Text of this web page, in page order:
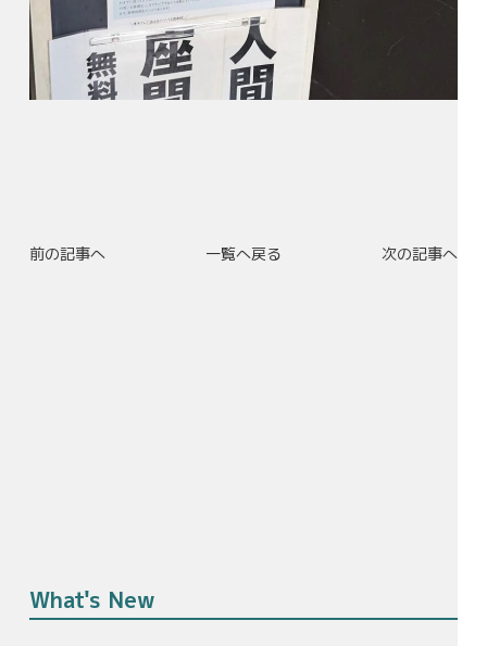
前の記事へ 一覧へ戻る 次の記事へ
What's New